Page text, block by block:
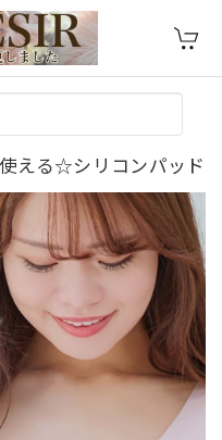
える☆シリコンパッド